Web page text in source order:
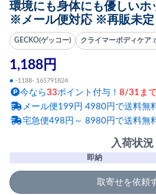
環境にも身体にも優しいホ
※メール便対応 ※再販未定
GECKO(ゲッコー) クライマーボディケア
1,188円
● -1188- 165791824
今なら33ポイント付与！ 8/31ま
メール便199円 4980円で送料無
宅急便498円～ 8980円で送料無
入荷状況
即納
取寄せを依頼